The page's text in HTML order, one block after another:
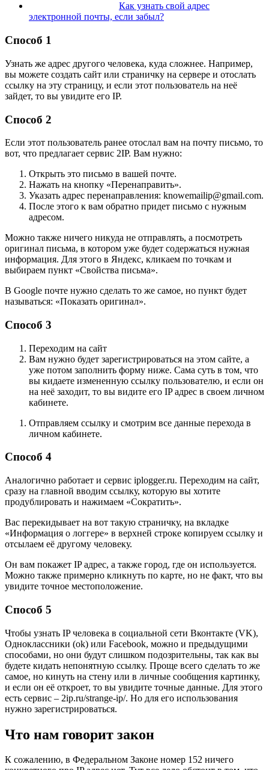
Как узнать свой адрес
электронной почты, если забыл?
Способ 1
Узнать же адрес другого человека, куда сложнее. Например,
вы можете создать сайт или страничку на сервере и отослать
ссылку на эту страницу, и если этот пользователь на неё
зайдет, то вы увидите его IP.
Способ 2
Если этот пользователь ранее отослал вам на почту письмо, то
вот, что предлагает сервис 2IP. Вам нужно:
Открыть это письмо в вашей почте.
Нажать на кнопку «Перенаправить».
Указать адрес перенаправления: knowemailip@gmail.com.
После этого к вам обратно придет письмо с нужным
адресом.
Можно также ничего никуда не отправлять, а посмотреть
оригинал письма, в котором уже будет содержаться нужная
информация. Для этого в Яндекс, кликаем по точкам и
выбираем пункт «Свойства письма».
В Google почте нужно сделать то же самое, но пункт будет
называться: «Показать оригинал».
Способ 3
Переходим на сайт
Вам нужно будет зарегистрироваться на этом сайте, а
уже потом заполнить форму ниже. Сама суть в том, что
вы кидаете измененную ссылку пользователю, и если он
на неё заходит, то вы видите его IP адрес в своем личном
кабинете.
Отправляем ссылку и смотрим все данные перехода в
личном кабинете.
Способ 4
Аналогично работает и сервис iplogger.ru. Переходим на сайт,
сразу на главной вводим ссылку, которую вы хотите
продублировать и нажимаем «Сократить».
Вас перекидывает на вот такую страничку, на вкладке
«Информация о логгере» в верхней строке копируем ссылку и
отсылаем её другому человеку.
Он вам покажет IP адрес, а также город, где он используется.
Можно также примерно кликнуть по карте, но не факт, что вы
увидите точное местоположение.
Способ 5
Чтобы узнать IP человека в социальной сети Вконтакте (VK),
Одноклассники (ok) или Facebook, можно и предыдущими
способами, но они будут слишком подозрительны, так как вы
будете кидать непонятную ссылку. Проще всего сделать то же
самое, но кинуть на стену или в личные сообщения картинку,
и если он её откроет, то вы увидите точные данные. Для этого
есть сервис – 2ip.ru/strange-ip/. Но для его использования
нужно зарегистрироваться.
Что нам говорит закон
К сожалению, в Федеральном Законе номер 152 ничего